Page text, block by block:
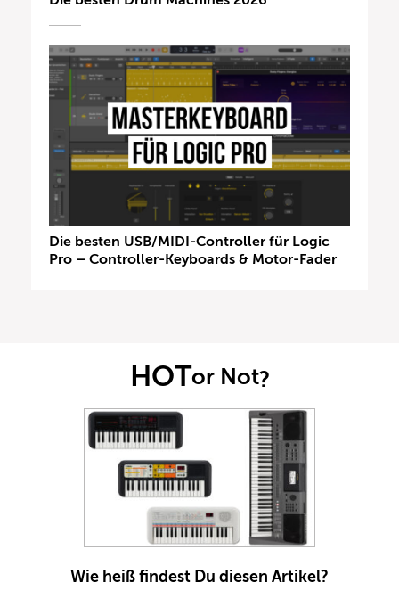
Die besten USB/MIDI-Controller für Logic
Pro – Controller-Keyboards & Motor-Fader
HOTor Not?
Wie heiß findest Du diesen Artikel?